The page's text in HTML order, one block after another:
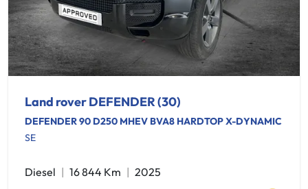
Land rover DEFENDER (30)
DEFENDER 90 D250 MHEV BVA8 HARDTOP X-DYNAMIC
SE
Diesel 16 844 Km
2025